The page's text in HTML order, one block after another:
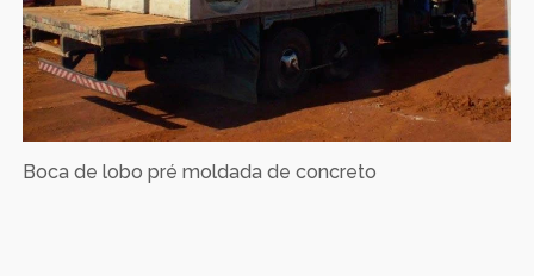
Boca de lobo pré moldada de concreto